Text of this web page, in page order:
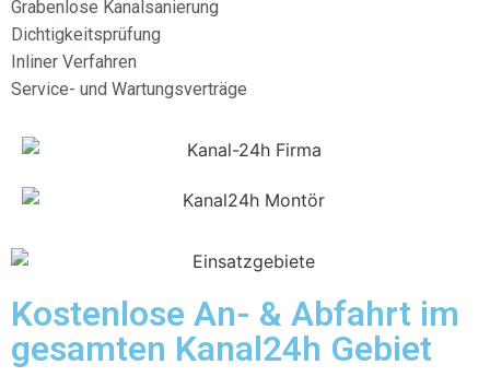
Grabenlose Kanalsanierung
Dichtigkeitsprüfung
Inliner Verfahren
Service- und Wartungsverträge
Kostenlose An- & Abfahrt im
gesamten Kanal24h Gebiet